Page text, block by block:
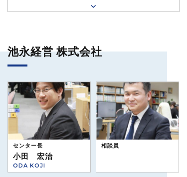
池永経営 株式会社
センター長
小田 宏治
ODA KOJI
相談員